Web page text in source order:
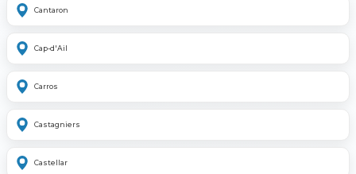
Cantaron
Cap-d'Ail
Carros
Castagniers
Castellar